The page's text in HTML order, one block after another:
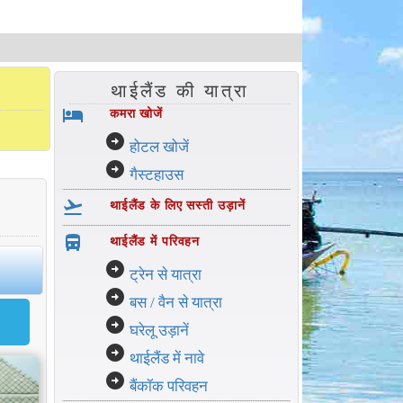
थाईलैंड की यात्रा
hotel कमरा खोजें
arrow_circle_right होटल खोजें
arrow_circle_right गैस्टहाउस
flight_takeoff थाईलैंड के लिए सस्ती उड़ानें
directions_bus_filled थाईलैंड में परिवहन
arrow_circle_right ट्रेन से यात्रा
arrow_circle_right बस / वैन से यात्रा
arrow_circle_right घरेलू उड़ानें
arrow_circle_right थाईलैंड में नावे
arrow_circle_right बैंकॉक परिवहन